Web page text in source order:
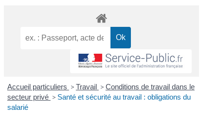
Accueil particuliers > Travail > Conditions de travail dans le
secteur privé > Santé et sécurité au travail : obligations du
salarié